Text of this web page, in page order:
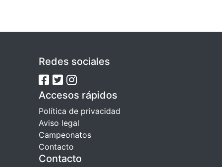
Redes sociales
Accesos rápidos
Política de privacidad
Aviso legal
Campeonatos
Contacto
Contacto